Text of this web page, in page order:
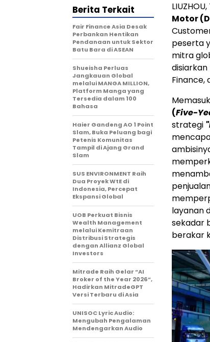
Motor
peserta
mitra
Finance,
(Five-
strategi
layanan
sekadar
berakar
Berita Terkait
Fair Finance Asia Desak
Perbankan Hentikan
Pendanaan untuk Sektor
Batu Bara di ASEAN
Shueisha Perluas
Jangkauan Global
melalui MANGA MILLION,
Platform Manga yang
Tersedia dalam 100
Bahasa
Haier Gandeng AO 1 Point
Slam, Buka Peluang bagi
Petenis Komunitas
Tampil di Ajang Grand
Slam
SUS ENVIRONMENT Raih
Dua Proyek WtE di
Indonesia, Percepat
Ekspansi Global
UOB Perkuat Bisnis
Wealth Management
melalui Kemitraan
Distribusi Strategis
dengan Allianz Global
Investors
Mitrade Raih Gelar “AI
Broker of the Year 2026”,
Hadirkan MitradeGPT
Versi Terbaru di Asia
UNISOC Lyric Audio:
Mengubah Pengalaman
Mendengarkan Audio